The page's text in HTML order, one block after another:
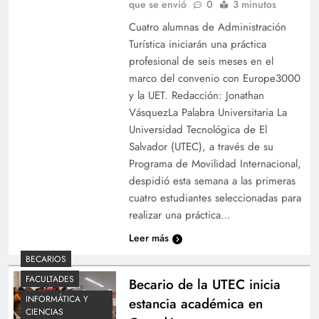
que se envió 0 3 minutos
Cuatro alumnas de Administración
Turística iniciarán una práctica
profesional de seis meses en el
marco del convenio con Europe3000
y la UET. Redacción: Jonathan
VásquezLa Palabra Universitaria La
Universidad Tecnológica de El
Salvador (UTEC), a través de su
Programa de Movilidad Internacional,
despidió esta semana a las primeras
cuatro estudiantes seleccionadas para
realizar una práctica…
Leer más
BECARIOS
FACULTADES
INFORMÁTICA Y
CIENCIAS
Becario de la UTEC inicia
estancia académica en